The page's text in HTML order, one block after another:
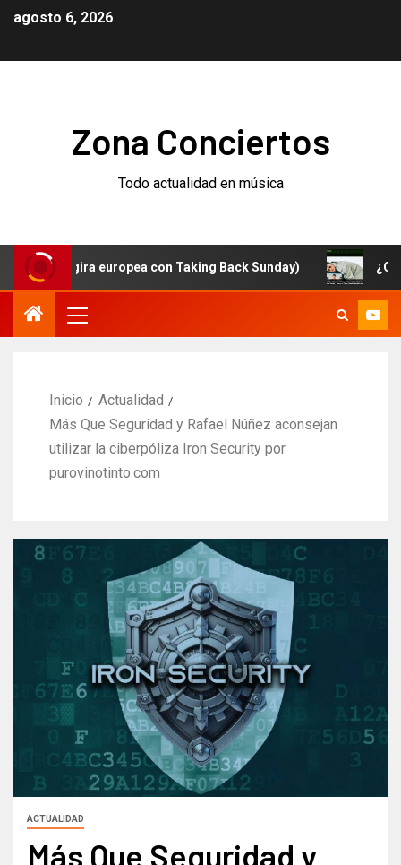
agosto 6, 2026
Zona Conciertos
Todo actualidad en música
gira europea con Taking Back Sunday) ¿Qué está
Inicio
Actualidad
Más Que Seguridad y Rafael Núñez aconsejan
utilizar la ciberpóliza Iron Security por
purovinotinto.com
ACTUALIDAD
Más Que Seguridad y